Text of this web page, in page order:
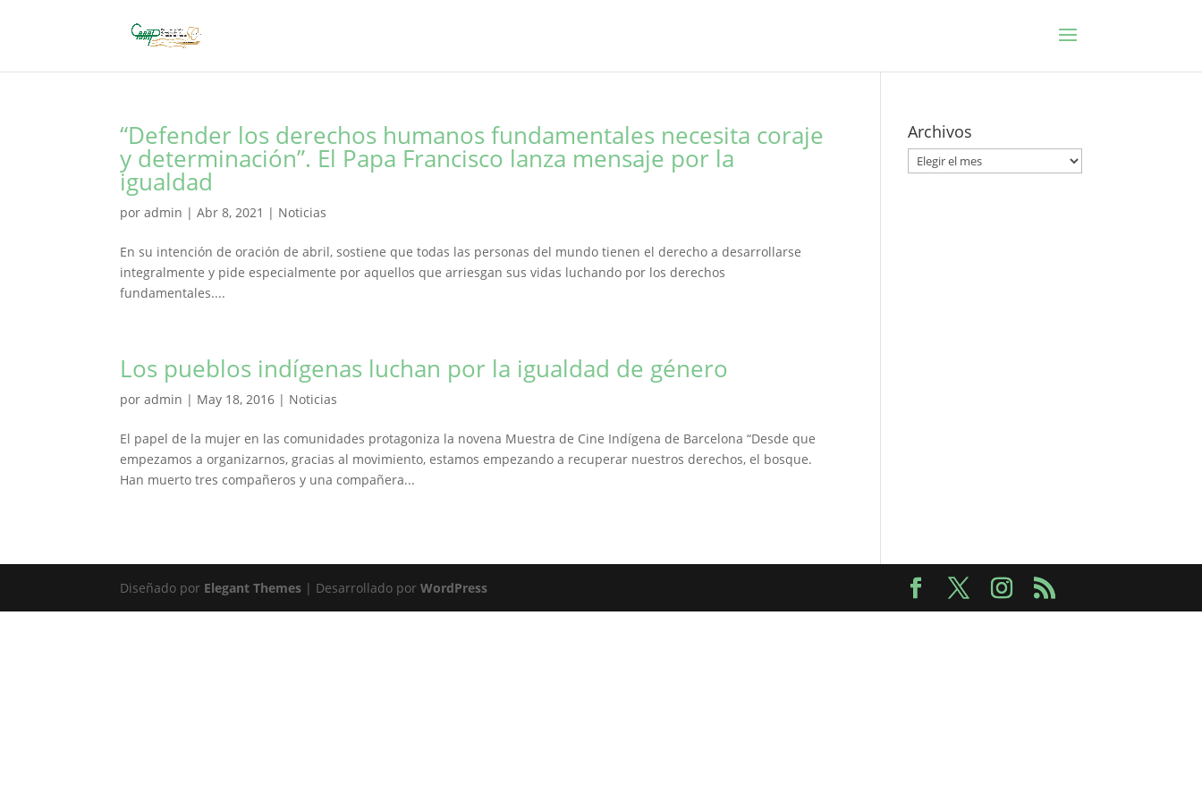
“Defender los derechos humanos fundamentales necesita coraje
y determinación”. El Papa Francisco lanza mensaje por la
igualdad
poradmin |Abr 8, 2021 | Noticias
En su intención de oración de abril, sostiene que todas las personas del mundo tienen el derecho a desarrollarse
integralmente y pide especialmente por aquellos que arriesgan sus vidas luchando por los derechos
fundamentales....
Los pueblos indígenas luchan por la igualdad de género
poradmin | May 18, 2016 | Noticias
El papel de la mujer en las comunidades protagoniza la novena Muestra de Cine Indígena de Barcelona “Desde que
empezamos a organizarnos, gracias al movimiento, estamos empezando a recuperar nuestros derechos, el bosque.
Han muerto tres compañeros y una compañera...
Archivos
Archivos
Diseñado por Elegant Themes | Desarrollado porWordPress